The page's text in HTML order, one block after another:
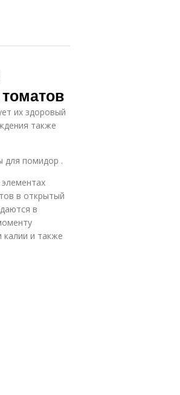
их здоровый
также
для помидор .
в открытый
в
калии и также